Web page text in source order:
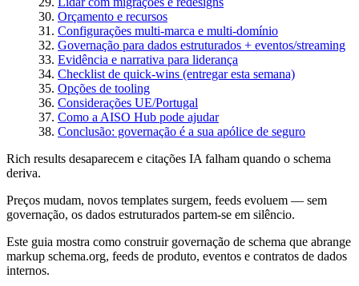
Orçamento e recursos
Configurações multi-marca e multi-domínio
Governação para dados estruturados + eventos/streaming
Evidência e narrativa para liderança
Checklist de quick-wins (entregar esta semana)
Opções de tooling
Considerações UE/Portugal
Como a AISO Hub pode ajudar
Conclusão: governação é a sua apólice de seguro
Rich results desaparecem e citações IA falham quando o schema
deriva.
Preços mudam, novos templates surgem, feeds evoluem — sem
governação, os dados estruturados partem-se em silêncio.
Este guia mostra como construir governação de schema que abrange
markup schema.org, feeds de produto, eventos e contratos de dados
internos.